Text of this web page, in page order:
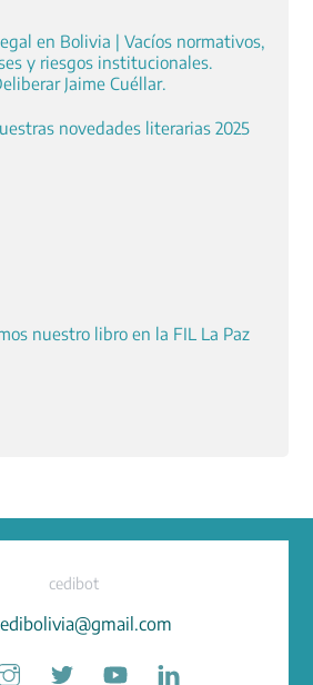
en Bolivia | Vacíos normativos,
y riesgos institucionales.
Jaime Cuéllar.
novedades literarias 2025
nuestro libro en la FIL La Paz